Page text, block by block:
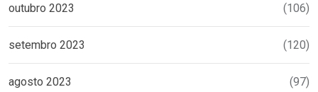
outubro 2023 (106)
setembro 2023 (120)
agosto 2023 (97)